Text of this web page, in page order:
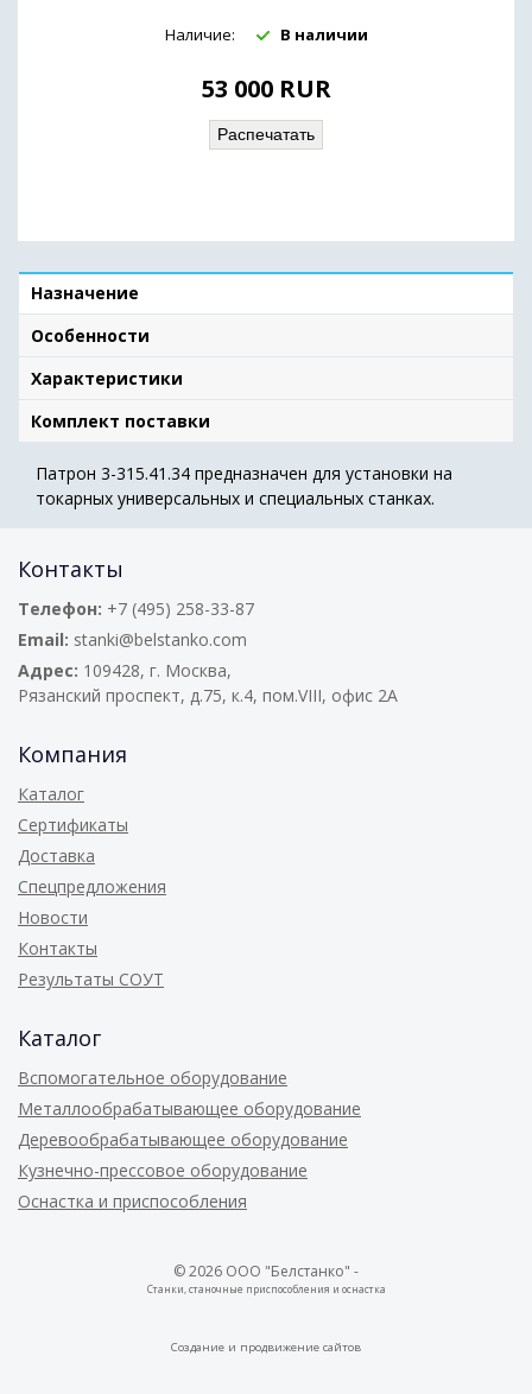
Наличие: В наличии
53 000 RUR
Распечатать
Назначение
Особенности
Характеристики
Комплект поставки
Патрон 3-315.41.34 предназначен для установки на
токарных универсальных и специальных станках.
Контакты
Телефон: +7 (495) 258-33-87
Email: stanki@belstanko.com
Адрес: 109428, г. Москва,
Рязанский проспект, д.75, к.4, пом.VIII, офис 2А
Компания
Каталог
Сертификаты
Доставка
Спецпредложения
Новости
Контакты
Результаты СОУТ
Каталог
Вспомогательное оборудование
Металлообрабатывающее оборудование
Деревообрабатывающее оборудование
Кузнечно-прессовое оборудование
Оснастка и приспособления
© 2026 ООО "Белстанко" -
Станки, станочные приспособления и оснастка
Создание и продвижение сайтов